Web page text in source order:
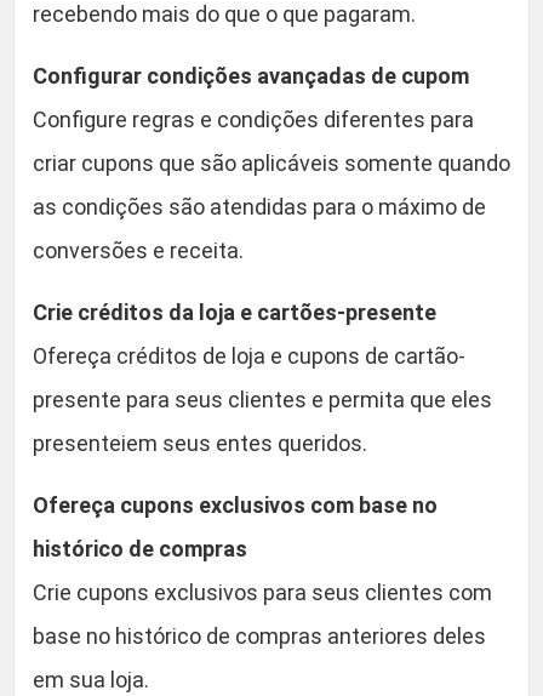
recebendo mais do que o que pagaram.
Configurar condições avançadas de cupom
Configure regras e condições diferentes para
criar cupons que são aplicáveis somente quando
as condições são atendidas para o máximo de
conversões e receita.
Crie créditos da loja e cartões-presente
Ofereça créditos de loja e cupons de cartão-
presente para seus clientes e permita que eles
presenteiem seus entes queridos.
Ofereça cupons exclusivos com base no
histórico de compras
Crie cupons exclusivos para seus clientes com
base no histórico de compras anteriores deles
em sua loja.